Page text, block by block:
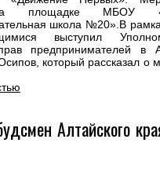
площадке МБОУ
школа №20».В
выступил
предпринимателей в
который рассказал о
Алтайского